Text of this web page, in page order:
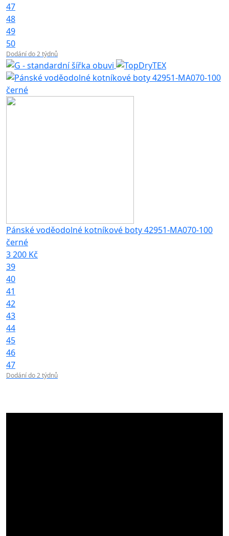
47
48
49
50
Dodání do 2 týdnů
Pánské voděodolné kotníkové boty 42951-MA070-100
černé
3 200 Kč
39
40
41
42
43
44
45
46
47
Dodání do 2 týdnů